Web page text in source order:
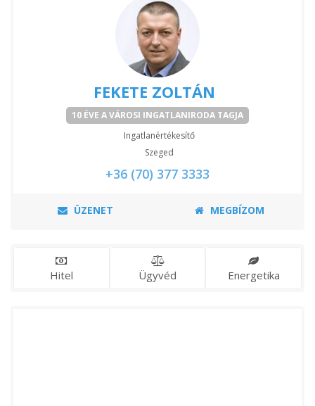
FEKETE ZOLTÁN
10 ÉVE A VÁROSI INGATLANIRODA TAGJA
Ingatlanértékesítő
Szeged
+36 (70) 377 3333
ÜZENET MEGBÍZOM
Hitel Ügyvéd Energetika